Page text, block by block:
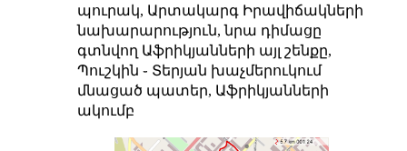
պուրակ, Արտակարգ Իրավիճակների
նախարարություն, նրա դիմացը
գտնվող Աֆրիկյանների այլ շենքը,
Պուշկին ֊ Տերյան խաչմերուկում
մնացած պատեր, Աֆրիկյանների
ակումբ